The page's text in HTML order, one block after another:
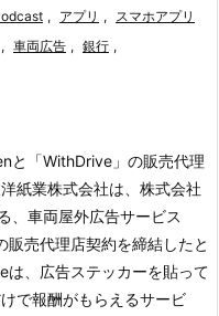
, アプリ , スマホアプリ
, 車両広告 , 銀行 ,
と「WithDrive」の販売代理
紙業株式会社は、株式会社
、車両屋外広告サービス
販売代理店契約を締結したと
は、広告ステッカーを貼って
で報酬がもらえるサービ